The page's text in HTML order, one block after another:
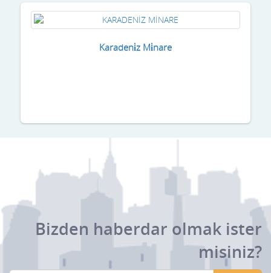
Karadeni̇z Mi̇nare
Bizden haberdar olmak ister
misiniz?